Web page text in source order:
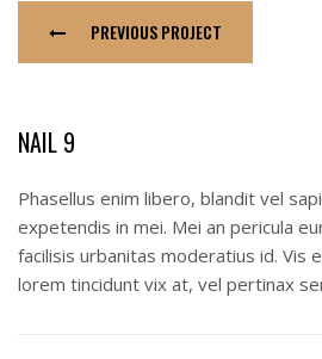
PREVIOUS PROJECT
NAIL 9
Phasellus enim libero, blandit vel
expetendis in mei. Mei an pericula
facilisis urbanitas moderatius id. Vis
lorem tincidunt vix at, vel pertinax